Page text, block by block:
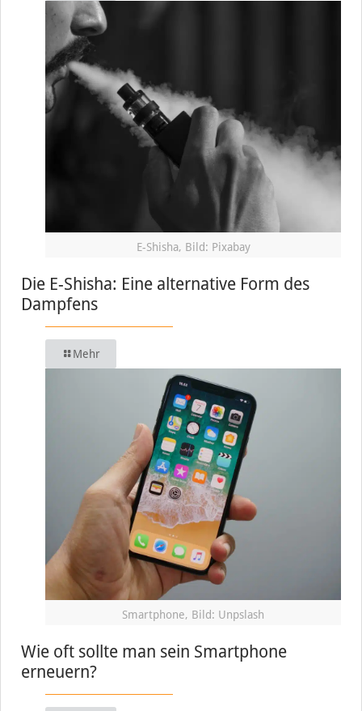
E-Shisha, Bild: Pixabay
Die E-Shisha: Eine alternative Form des
Dampfens
Mehr
Smartphone, Bild: Unpslash
Wie oft sollte man sein Smartphone
erneuern?